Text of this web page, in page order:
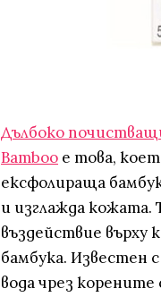
Дълбоко
Bamboo е това,
ексфолираща
и изглажда кожата.
въздействие върху
бамбука. Известен
вода чрез